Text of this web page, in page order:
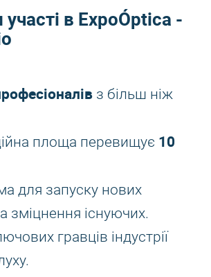
в ExpoÓptica -
з більш ніж
площа перевищує 10
для запуску нових
зміцнення існуючих.
гравців індустрії